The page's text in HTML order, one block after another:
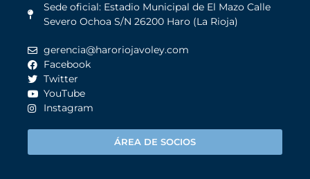
Sede oficial: Estadio Municipal de El Mazo Calle
Severo Ochoa S/N 26200 Haro (La Rioja)
gerencia@haroriojavoley.com
Facebook
Twitter
YouTube
Instagram
ÁREA DE SOCIOS